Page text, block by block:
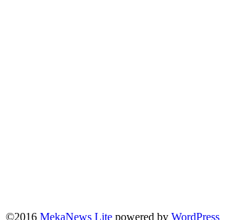
©2016 MekaNews Lite powered by WordPress